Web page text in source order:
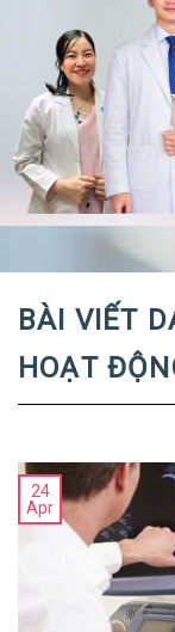
BÀI VIẾT
HOẠT
24
Apr